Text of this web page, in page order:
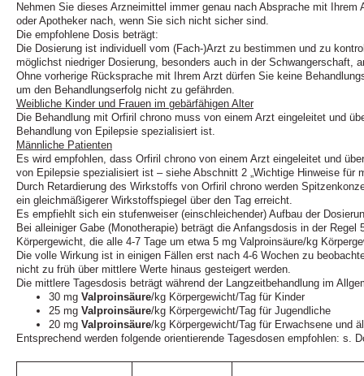
Nehmen Sie dieses Arzneimittel immer genau nach Absprache mit
oder Apotheker nach, wenn Sie sich nicht sicher sind.
Die empfohlene Dosis beträgt:
Die Dosierung ist individuell vom (Fach-)Arzt zu bestimmen und zu
möglichst niedriger Dosierung, besonders auch in der Schwangerschaft,
Ohne vorherige Rücksprache mit Ihrem Arzt dürfen Sie keine
um den Behandlungserfolg nicht zu gefährden.
Weibliche Kinder und Frauen im gebärfähigen Alter
Die Behandlung mit Orfiril chrono muss von einem Arzt eingeleitet und
Behandlung von Epilepsie spezialisiert ist.
Männliche Patienten
Es wird empfohlen, dass Orfiril chrono von einem Arzt eingeleitet und
von Epilepsie spezialisiert ist – siehe Abschnitt 2 „Wichtige Hinweise für
Durch Retardierung des Wirkstoffs von Orfiril chrono werden
ein gleichmäßigerer Wirkstoffspiegel über den Tag erreicht.
Es empfiehlt sich ein stufenweiser (einschleichender) Aufbau der
Bei alleiniger Gabe (Monotherapie) beträgt die Anfangsdosis in der Regel
Körpergewicht, die alle 4‑7 Tage um etwa 5 mg Valproinsäure/kg
Die volle Wirkung ist in einigen Fällen erst nach 4‑6 Wochen zu
nicht zu früh über mittlere Werte hinaus gesteigert werden.
Die mittlere Tagesdosis beträgt während der Langzeitbehandlung im
30 mg Valproinsäure/kg Körpergewicht/Tag für Kinder
25 mg Valproinsäure/kg Körpergewicht/Tag für Jugendliche
20 mg Valproinsäure/kg Körpergewicht/Tag für Erwachsene und
Entsprechend werden folgende orientierende Tagesdosen empfohlen: s.